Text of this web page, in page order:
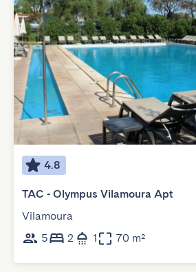
4.8
TAC - Olympus Vilamoura Apt
Vilamoura
5
2 1 70 m²